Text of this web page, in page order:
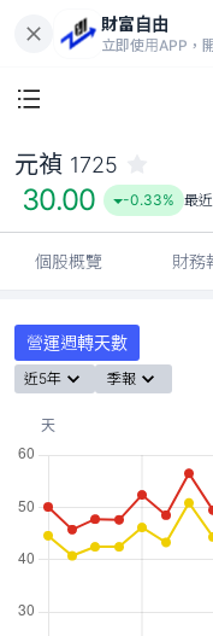
財富自由
立即使用APP，
元禎 1725
30.00 -0.33% 最
個股概覽 財務
營運週轉天數
近5年 季報